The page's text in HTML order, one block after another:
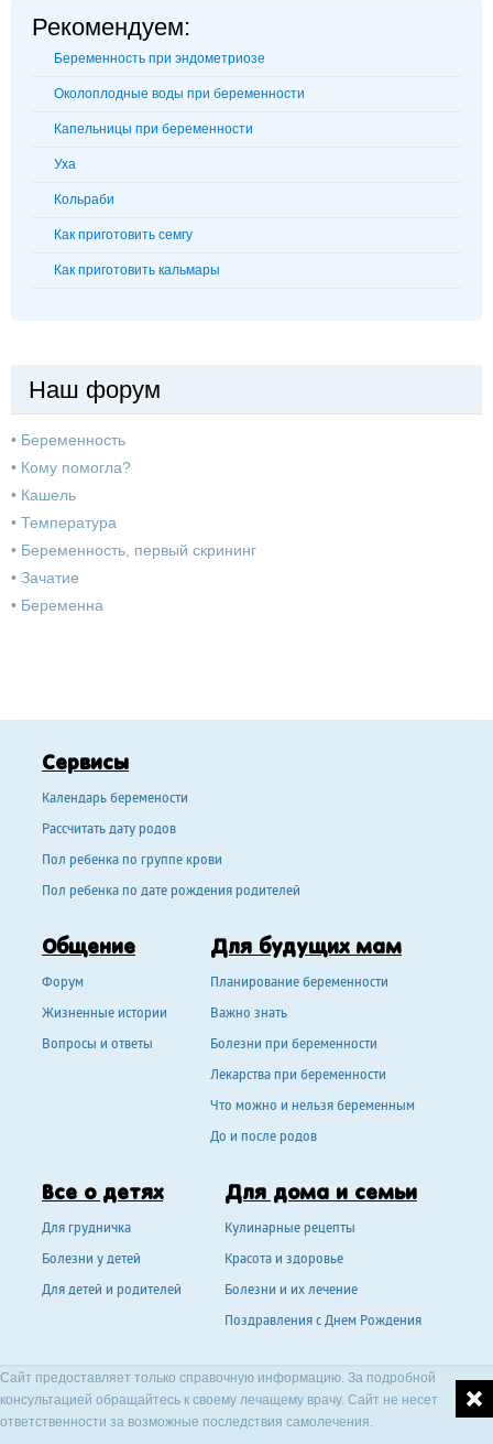
Рекомендуем:
Беременность при эндометриозе
Околоплодные воды при беременности
Капельницы при беременности
Уха
Кольраби
Как приготовить семгу
Как приготовить кальмары
Наш форум
• Беременность
• Кому помогла?
• Кашель
• Температура
• Беременность, первый скрининг
• Зачатие
• Беременна
Сервисы
Календарь беремености
Рассчитать дату родов
Пол ребенка по группе крови
Пол ребенка по дате рождения родителей
Общение
Форум
Жизненные истории
Вопросы и ответы
Для будущих мам
Планирование беременности
Важно знать
Болезни при беременности
Лекарства при беременности
Что можно и нельзя беременным
До и после родов
Все о детях
Для грудничка
Болезни у детей
Для детей и родителей
Для дома и семьи
Кулинарные рецепты
Красота и здоровье
Болезни и их лечение
Поздравления с Днем Рождения
Сайт предоставляет только справочную информацию. За подробной
консультацией обращайтесь к своему лечащему врачу. Сайт не несет
ответственности за возможные последствия самолечения.